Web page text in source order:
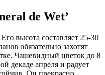
de Wet’
высота составляет 25-30
обязательно захотят
Чашевидный цветок до 8
декаде апреля и радует
Он прекрасно